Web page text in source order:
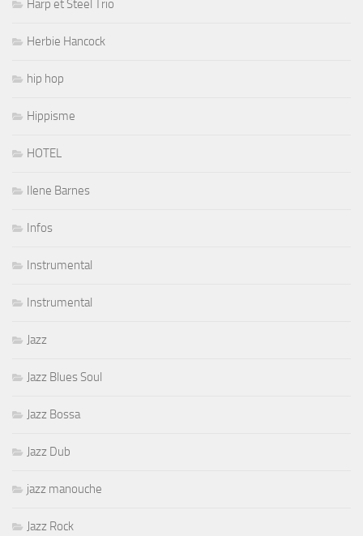
Harp et Steel Trio
Herbie Hancock
hip hop
Hippisme
HOTEL
Ilene Barnes
Infos
Instrumental
Instrumental
Jazz
Jazz Blues Soul
Jazz Bossa
Jazz Dub
jazz manouche
Jazz Rock